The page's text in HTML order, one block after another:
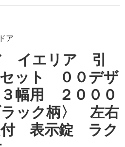
ア
イエリア 引
ット ００デザ
幅用 ２０００
ック柄〉 左右
表示錠 ラク